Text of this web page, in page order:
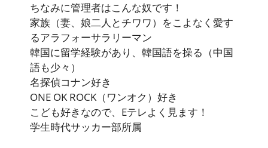
ちなみに管理者はこんな奴です！
家族（妻、娘二人とチワワ）をこよなく愛す
るアラフォーサラリーマン
韓国に留学経験があり、韓国語を操る（中国
語も少々）
名探偵コナン好き
ONE OK ROCK（ワンオク）好き
こども好きなので、Eテレよく見ます！
学生時代サッカー部所属